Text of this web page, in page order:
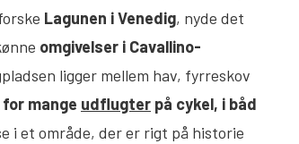
Lagunen i Venedig, nyde det
omgivelser i Cavallino-
ligger mellem hav, fyrreskov
mange udflugter på cykel, i båd
i et område, der er rigt på historie